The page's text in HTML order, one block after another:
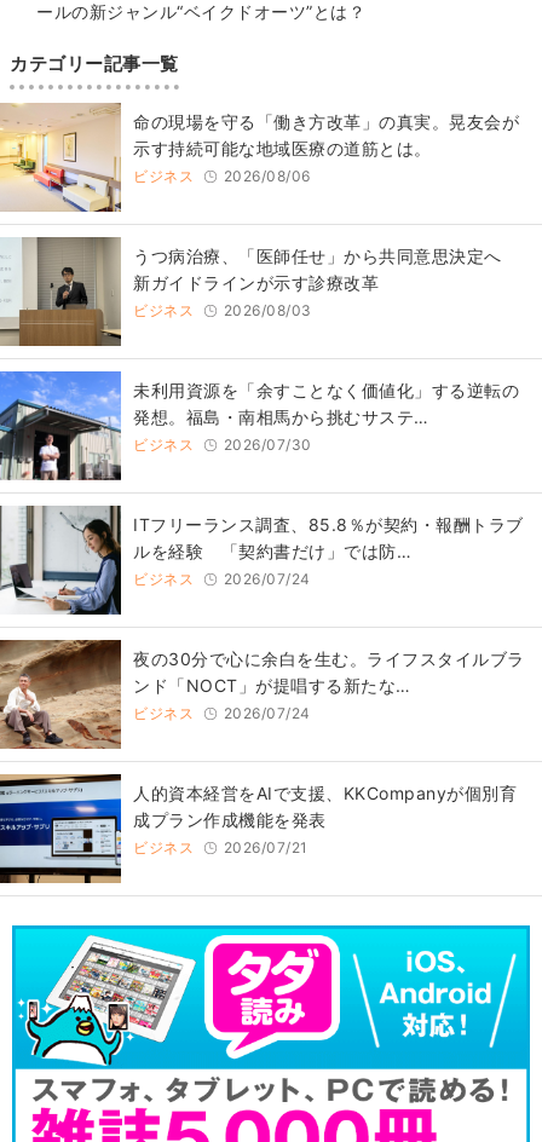
ールの新ジャンル“ベイクドオーツ”とは？
カテゴリー記事一覧
​命の現場を守る「働き方改革」の真実。晃友会が
示す持続可能な地域医療の道筋とは。
ビジネス 2026/08/06
うつ病治療、「医師任せ」から共同意思決定へ
新ガイドラインが示す診療改革
ビジネス 2026/08/03
​​未利用資源を「余すことなく価値化」する逆転の
発想。福島・南相馬から挑むサステ…
ビジネス 2026/07/30
ITフリーランス調査、85.8％が契約・報酬トラブ
ルを経験 「契約書だけ」では防…
ビジネス 2026/07/24
​夜の30分で心に余白を生む。ライフスタイルブラ
ンド「NOCT」が提唱する新たな…
ビジネス 2026/07/24
人的資本経営をAIで支援、KKCompanyが個別育
成プラン作成機能を発表
ビジネス 2026/07/21